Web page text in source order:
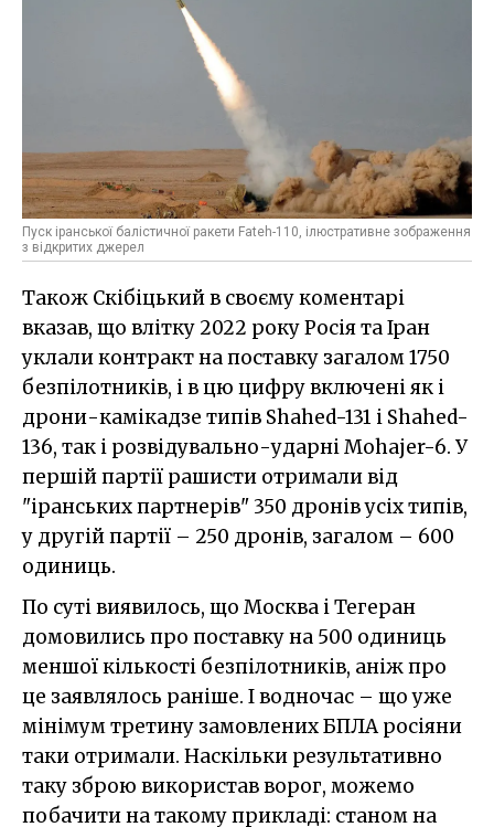
Пуск іранської балістичної ракети Fateh-110, ілюстративне зображення
з відкритих джерел
Також Скібіцький в своєму коментарі
вказав, що влітку 2022 року Росія та Іран
уклали контракт на поставку загалом 1750
безпілотників, і в цю цифру включені як і
дрони-камікадзе типів Shahed-131 і Shahed-
136, так і розвідувально-ударні Mohajer-6. У
першій партії рашисти отримали від
"іранських партнерів" 350 дронів усіх типів,
у другій партії – 250 дронів, загалом – 600
одиниць.
По суті виявилось, що Москва і Тегеран
домовились про поставку на 500 одиниць
меншої кількості безпілотників, аніж про
це заявлялось раніше. І водночас – що уже
мінімум третину замовлених БПЛА росіяни
таки отримали. Наскільки результативно
таку зброю використав ворог, можемо
побачити на такому прикладі: станом на